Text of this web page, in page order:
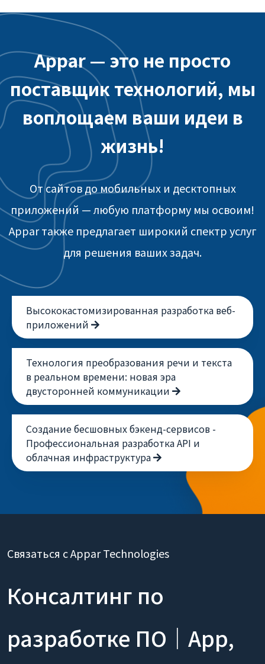
Appar — это не просто
поставщик технологий, мы
воплощаем ваши идеи в
жизнь!
От сайтов до мобильных и десктопных
приложений — любую платформу мы освоим!
Appar также предлагает широкий спектр услуг
для решения ваших задач.
Высококастомизированная разработка веб-
приложений
Технология преобразования речи и текста
в реальном времени: новая эра
двусторонней коммуникации
Создание бесшовных бэкенд-сервисов -
Профессиональная разработка API и
облачная инфраструктура
Связаться с Appar Technologies
Консалтинг по
разработке ПО｜App,